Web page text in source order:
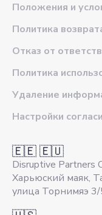
Положения и
Политика
Отказ от
Политика
Удаление
Настройки
🇪🇪 🇪🇺
Disruptive Partners
Харьюский маяк,
улица Торнимяэ